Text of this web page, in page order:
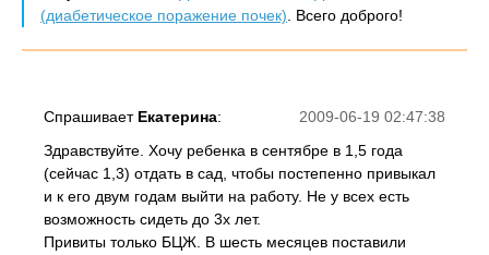
(диабетическое поражение почек) . Всего доброго!
2009-06-19 02:47:38
Спрашивает Екатерина:
Здравствуйте. Хочу ребенка в сентябре в 1,5 года
(сейчас 1,3) отдать в сад, чтобы постепенно привыкал
и к его двум годам выйти на работу. Не у всех есть
возможность сидеть до 3х лет.
Привиты только БЦЖ. В шесть месяцев поставили